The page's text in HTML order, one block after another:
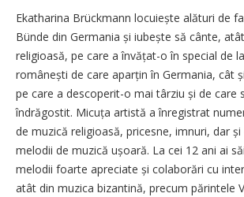
Ekatharina Brückmann locuiește alături de
Bünde din Germania și iubește să cânte,
religioasă, pe care a învățat-o în special de
româ­nești de care aparțin în Germania, cât
pe care a descoperit-o mai târziu și de care
îndrăgostit. Micuța artistă a înregistrat
de muzică religioasă, pricesne, imnuri, dar și
melodii de muzică ușoară. La cei 12 ani ai
melodii foarte apreciate și colaborări cu
atât din muzica bizantină, precum părintele